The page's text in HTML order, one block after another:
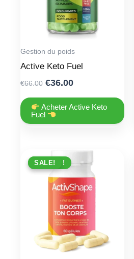
Gestion du poids
Active Keto Fuel
€66.00 Original
was:
€66.00.
€36.00Current
is:
Acheter Active Keto
Fuel
PROMO !
SALE!